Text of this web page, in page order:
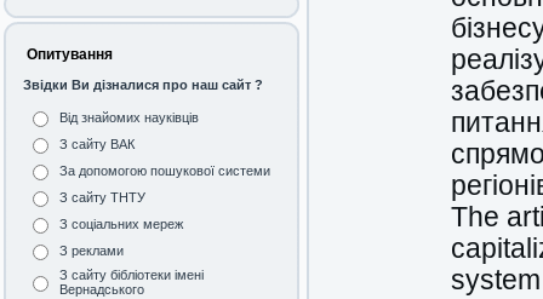
Опитування
Звідки Ви дізналися про наш сайт ?
Від знайомих науківців
З сайту ВАК
За допомогою пошукової системи
З сайту ТНТУ
З соціальних мереж
З реклами
З сайту бібліотеки імені
Вернадського
The